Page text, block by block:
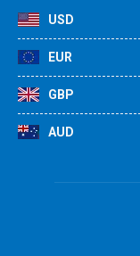
USD
EUR
GBP
AUD